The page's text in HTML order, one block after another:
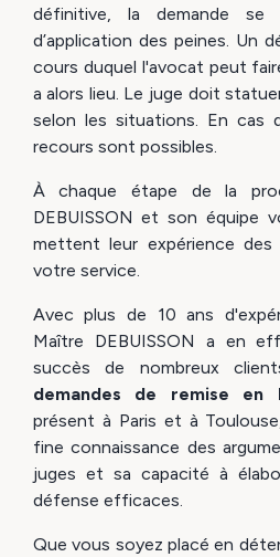
définitive, la demande
d’application des peines. Un
cours duquel l'avocat peut
a alors lieu. Le juge doit
selon les situations. En cas
recours sont possibles.
À chaque étape de la
DEBUISSON et son équipe
mettent leur expérience des
votre service.
Avec plus de 10 ans
Maître DEBUISSON a en
succès de nombreux
demandes de remise en
présent à Paris et à
fine connaissance des
juges et sa capacité à
défense efficaces.
Que vous soyez placé en